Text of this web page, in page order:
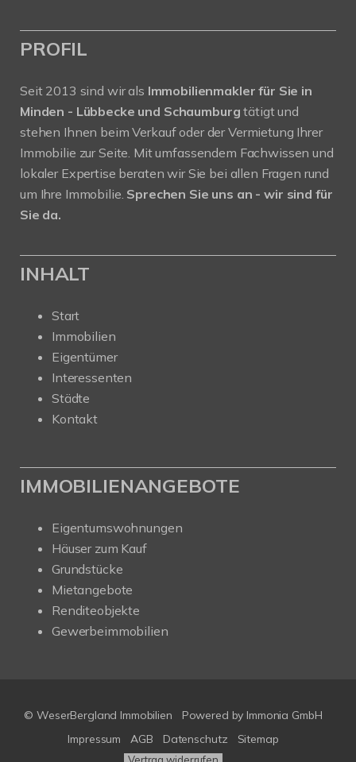
PROFIL
Seit 2013 sind wir als Immobilienmakler für Sie in
Minden - Lübbecke und Schaumburgtätigt und
stehen Ihnen beim Verkauf oder der Vermietung Ihrer
Immobilie zur Seite. Mit umfassendem Fachwissen und
lokaler Expertise beraten wir Sie bei allen Fragen rund
um Ihre Immobilie. Sprechen Sie uns an - wir sind für
Sie da.
INHALT
Start
Immobilien
Eigentümer
Interessenten
Städte
Kontakt
IMMOBILIENANGEBOTE
Eigentumswohnungen
Häuser zum Kauf
Grundstücke
Mietangebote
Renditeobjekte
Gewerbeimmobilien
© WeserBergland Immobilien Powered by Immonia GmbH
Impressum
AGB Datenschutz Sitemap
Vertrag widerrufen